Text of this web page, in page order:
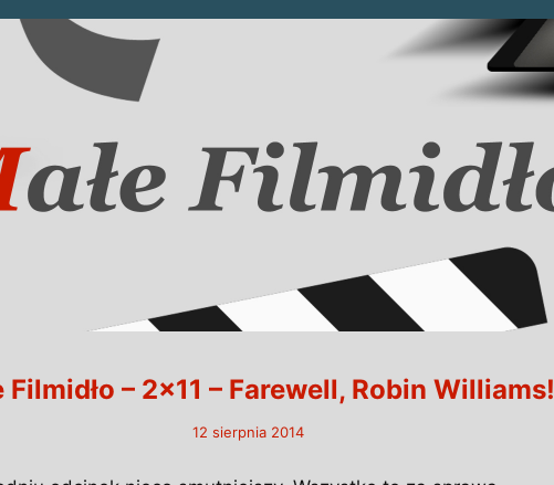
Filmidło – 2×11 – Farewell, Robin Williams!
12 sierpnia 2014